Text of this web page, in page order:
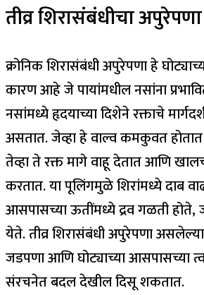
तीव्र शिरासंबंधीचा अपुरेपणा
क्रोनिक शिरासंबंधी अपुरेपणा हे
कारण आहे जे पायांमधील नसांना
नसांमध्ये हृदयाच्या दिशेने रक्ताचे
असतात. जेव्हा हे वाल्व कमकुवत होतात
तेव्हा ते रक्त मागे वाहू देतात आणि
करतात. या पूलिंगमुळे शिरांमध्ये दाब
आसपासच्या ऊतींमध्ये द्रव गळती
येते. तीव्र शिरासंबंधी अपुरेपणा
जडपणा आणि घोट्याच्या आसपासच्या
संरचनेत बदल देखील दिसू शकतात.